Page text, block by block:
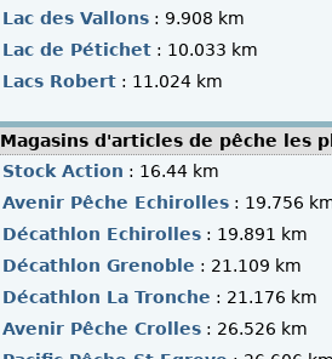
Lac des Vallons : 9.908 km
Lac de Pétichet : 10.033 km
Lacs Robert : 11.024 km
Magasins d'articles de pêche les
Stock Action : 16.44 km
Avenir Pêche Echirolles : 19.756
Décathlon Echirolles : 19.891 km
Décathlon Grenoble : 21.109 km
Décathlon La Tronche : 21.176 km
Avenir Pêche Crolles : 26.526 km